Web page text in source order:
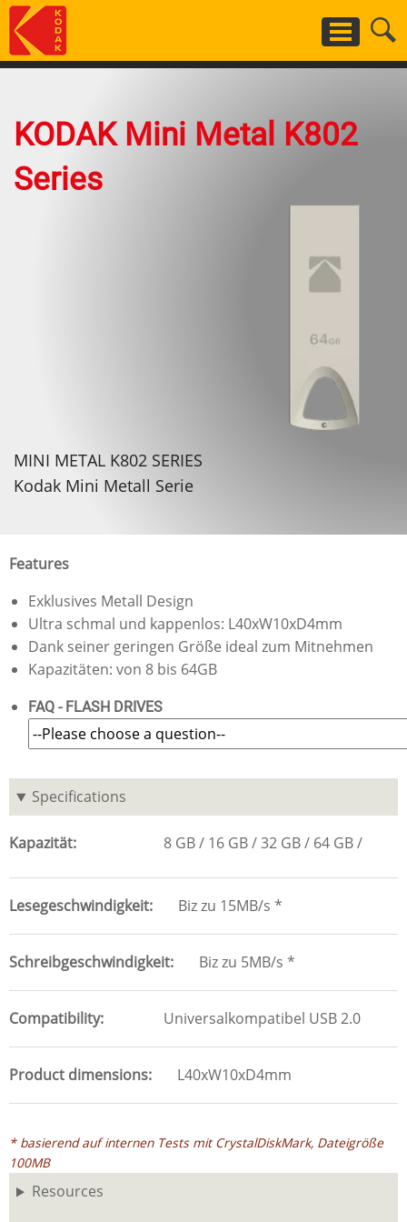
Skip
to
main
KODAK Mini Metal K802
Series
MINI METAL K802 SERIES
Kodak Mini Metall Serie
Features
Exklusives Metall Design
Ultra schmal und kappenlos: L40xW10xD4mm
Dank seiner geringen Größe ideal zum Mitnehmen
Kapazitäten: von 8 bis 64GB
FAQ - FLASH DRIVES
Specifications
Kapazität 8 GB 16 GB 32 GB 64 GB
Lesegeschwindigkeit Biz zu 15MB/s *
Schreibgeschwindigkeit Biz zu 5MB/s *
Compatibility Universalkompatibel USB 2.0
Product dimensions L40xW10xD4mm
* basierend auf internen Tests mit CrystalDiskMark, Dateigröße
100MB
Resources